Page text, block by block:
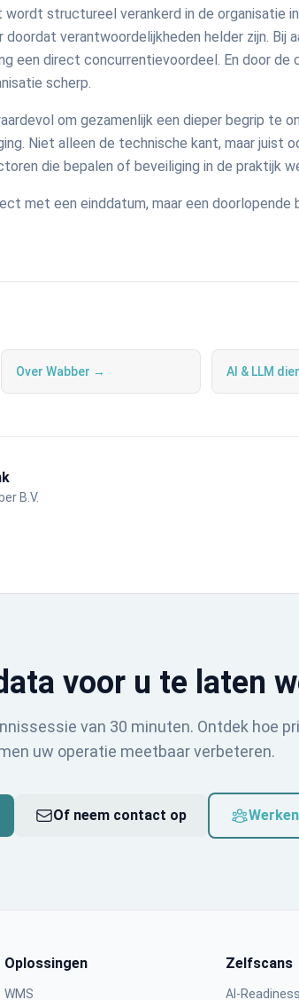
wordt structureel verankerd in de organisatie
verantwoordelijkheden helder zijn. Bij
een direct concurrentievoordeel. En door de
scherp.
om gezamenlijk een dieper begrip te
Niet alleen de technische kant, maar juist
die bepalen of beveiliging in de praktijk
met een einddatum, maar een doorlopende
Over Wabber → AI & LLM
B.V.
voor u te laten
van 30 minuten. Ontdek hoe
uw operatie meetbaar verbeteren.
Of neem contact op
Oplossingen
WMS
Zelfscans
AI-